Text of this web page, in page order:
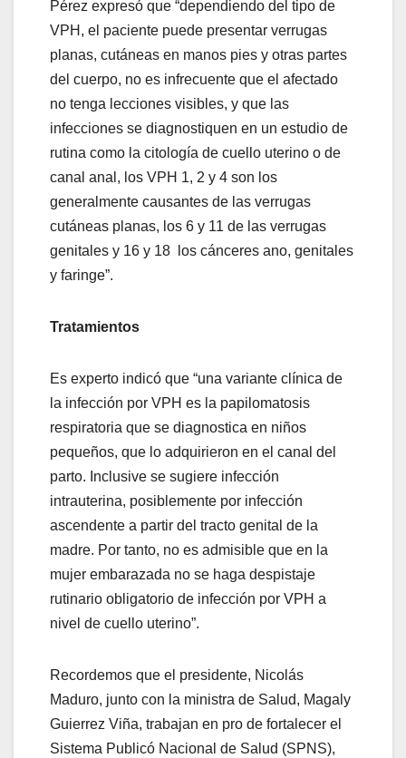
Pérez expresó que “dependiendo del tipo de
VPH, el paciente puede presentar verrugas
planas, cutáneas en manos pies y otras partes
del cuerpo, no es infrecuente que el afectado
no tenga lecciones visibles, y que las
infecciones se diagnostiquen en un estudio de
rutina como la citología de cuello uterino o de
canal anal, los VPH 1, 2 y 4 son los
generalmente causantes de las verrugas
cutáneas planas, los 6 y 11 de las verrugas
genitales y 16 y 18 los cánceres ano, genitales
y faringe”.
Tratamientos
Es experto indicó que “una variante clínica de
la infección por VPH es la papilomatosis
respiratoria que se diagnostica en niños
pequeños, que lo adquirieron en el canal del
parto. Inclusive se sugiere infección
intrauterina, posiblemente por infección
ascendente a partir del tracto genital de la
madre. Por tanto, no es admisible que en la
mujer embarazada no se haga despistaje
rutinario obligatorio de infección por VPH a
nivel de cuello uterino”.
Recordemos que el presidente, Nicolás
Maduro, junto con la ministra de Salud, Magaly
Guierrez Viña, trabajan en pro de fortalecer el
Sistema Publicó Nacional de Salud (SPNS),